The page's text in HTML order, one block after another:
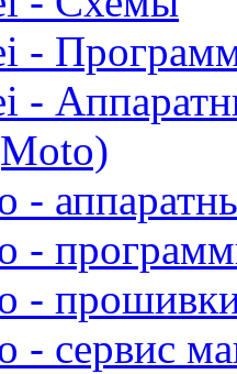
-
-
-
-
-
- cервис